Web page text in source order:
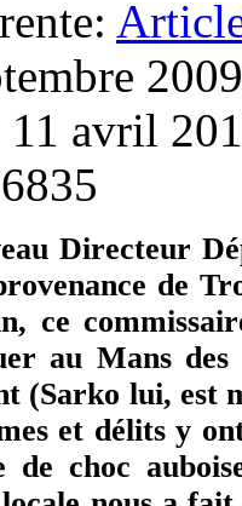
2009
avril
Directeur
de
ce
au Mans des
(Sarko lui, est
et délits y
de choc